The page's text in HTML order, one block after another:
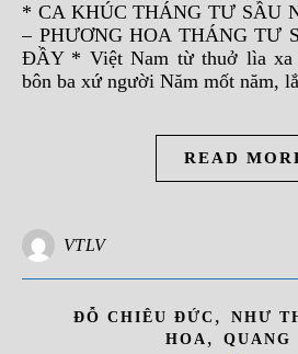
* CA KHÚC THÁNG TƯ SẦU
– PHƯƠNG HOA THÁNG TƯ
ĐẦY * Việt Nam từ thuở lìa xa
bôn ba xứ người Năm mốt năm,
READ
VTLV
ĐỖ CHIÊU ĐỨC , NHƯ
HOA , QUANG